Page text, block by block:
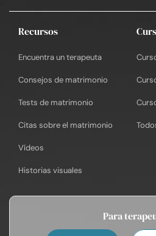
Recursos
Encuentra un terapeuta
Consejos de matrimonio
Tests de matrimonio
Citas sobre el matrimonio
Vídeos
Historias visuales
Para